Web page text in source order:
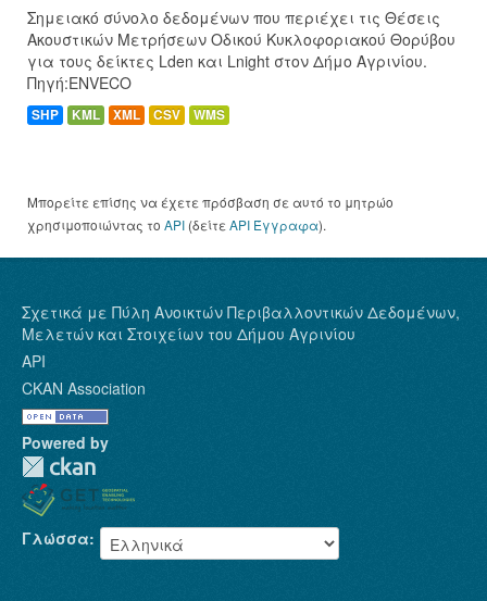
Σημειακό σύνολο δεδομένων που περιέχει τις Θέσεις
Ακουστικών Μετρήσεων Οδικού Κυκλοφοριακού Θορύβου
για τους δείκτες Lden και Lnight στον Δήμο Αγρινίου.
Πηγή:ENVECO
SHP KML XML CSV WMS
Μπορείτε επίσης να έχετε πρόσβαση σε αυτό το μητρώο
χρησιμοποιώντας το API (δείτε API Έγγραφα).
Σχετικά με Πύλη Ανοικτών Περιβαλλοντικών Δεδομένων,
Μελετών και Στοιχείων του Δήμου Αγρινίου
API
CKAN Association
Powered by
Γλώσσα